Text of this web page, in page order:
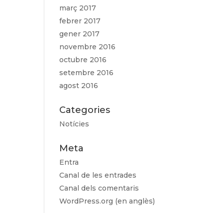
març 2017
febrer 2017
gener 2017
novembre 2016
octubre 2016
setembre 2016
agost 2016
Categories
Notícies
Meta
Entra
Canal de les entrades
Canal dels comentaris
WordPress.org (en anglès)